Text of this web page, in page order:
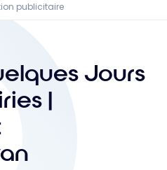
publicitaire
Jours
|